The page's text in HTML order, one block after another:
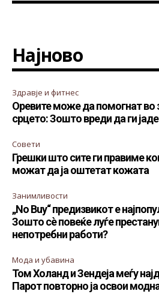
Најново
Здравје и фитнес
Оревите може да помогнат во
срцето: Зошто вреди да ги
Совети
Грешки што сите ги правиме
можат да ја оштетат кожата
Занимливости
„No Buy“ предизвикот е
Зошто сè повеќе луѓе
непотребни работи?
Мода и убавина
Том Холанд и Зендеја меѓу
Парот повторно ја освои